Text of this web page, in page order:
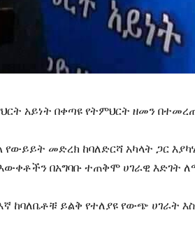
አይነት በቀጣዩ የትምህርት ዘመን
መድረክ ከባለድርሻ አካላት ጋር
በአግባቡ ተጠቅሞ ሀገራዊ እድገት
ከባለቤቶቹ ይልቅ የተለያዩ የውጭ ሀገራት